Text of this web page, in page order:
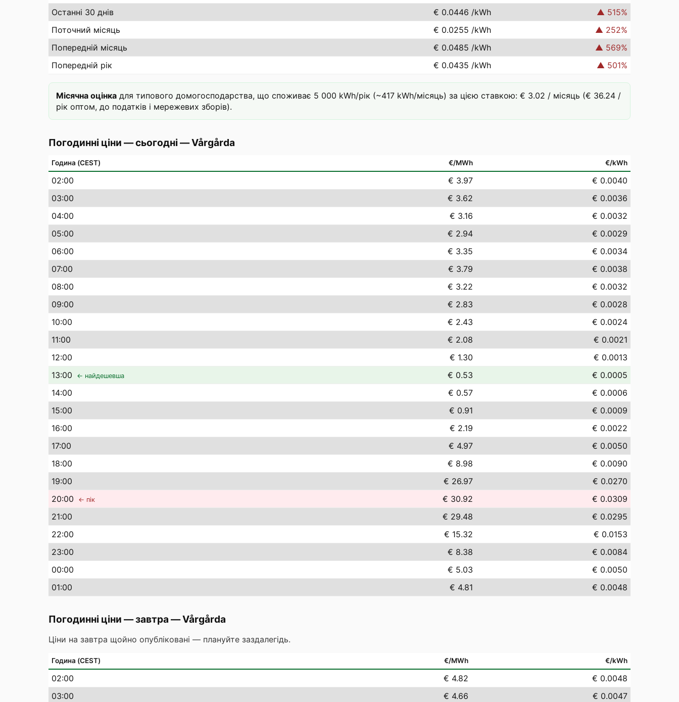
Останні 30 днів
€ 0.0446 /kWh ▲ 515%
Поточний місяць
€ 0.0255 /kWh ▲ 252%
Попередній місяць
€ 0.0485 /kWh ▲ 569%
Попередній рік
€ 0.0435 /kWh ▲ 501%
Місячна оцінка для типового домогосподарства, що споживає 5 000 kWh/рік (~417 kWh/місяць) за цією ставкою: € 3.02 / місяць (€ 36.24 /
рік оптом, до податків і мережевих зборів).
Погодинні ціни — сьогодні —Vårgårda
Година (CEST) €/MWh €/kWh
02:00 € 3.97
€ 0.0040
03:00 € 3.62
€ 0.0036
04:00 € 3.16
€ 0.0032
05:00 € 2.94
€ 0.0029
06:00 € 3.35
€ 0.0034
07:00 € 3.79
€ 0.0038
08:00 € 3.22
€ 0.0032
09:00 € 2.83
€ 0.0028
10:00 € 2.43
€ 0.0024
11:00 € 2.08
€ 0.0021
12:00 € 1.30
€ 0.0013
13:00 ← найдешевша € 0.53
€ 0.0005
14:00 € 0.57
€ 0.0006
15:00 € 0.91
€ 0.0009
16:00 € 2.19
€ 0.0022
17:00 € 4.97
€ 0.0050
18:00 € 8.98
€ 0.0090
19:00 € 26.97
€ 0.0270
20:00 ← пік € 30.92
€ 0.0309
21:00 € 29.48
€ 0.0295
22:00 € 15.32
€ 0.0153
23:00 € 8.38
€ 0.0084
00:00 € 5.03
€ 0.0050
01:00 € 4.81 € 0.0048
Погодинні ціни — завтра —Vårgårda
Ціни на завтра щойно опубліковані — плануйте заздалегідь.
Година (CEST) €/MWh €/kWh
02:00 € 4.82
€ 0.0048
03:00 € 4.66
€ 0.0047